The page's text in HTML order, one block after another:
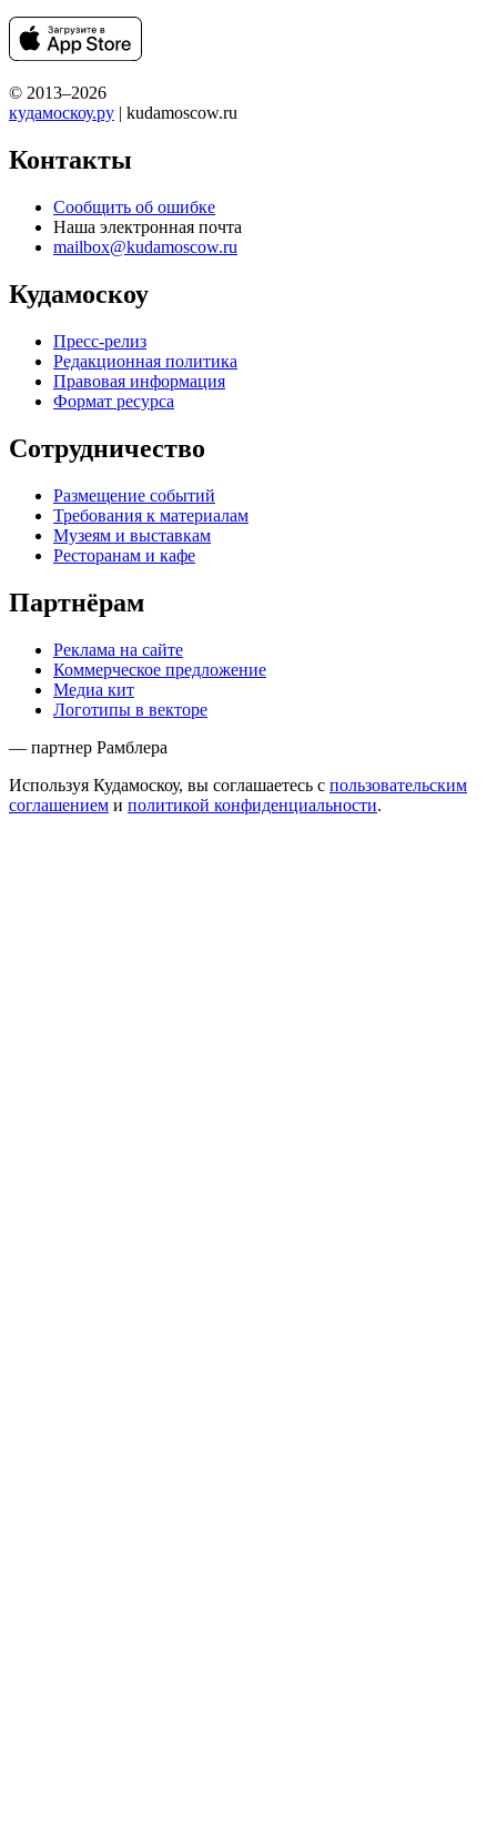
© 2013–2026
кудамоскоу.ру | kudamoscow.ru
Контакты
Сообщить об ошибке
Наша электронная почта
mailbox@kudamoscow.ru
Кудамоскоу
Пресс-релиз
Редакционная политика
Правовая информация
Формат ресурса
Сотрудничество
Размещение событий
Требования к материалам
Музеям и выставкам
Ресторанам и кафе
Партнёрам
Реклама на сайте
Коммерческое предложение
Медиа кит
Логотипы в векторе
— партнер Рамблера
Используя Кудамоскоу, вы соглашаетесь с пользовательским
соглашением и политикой конфиденциальности.